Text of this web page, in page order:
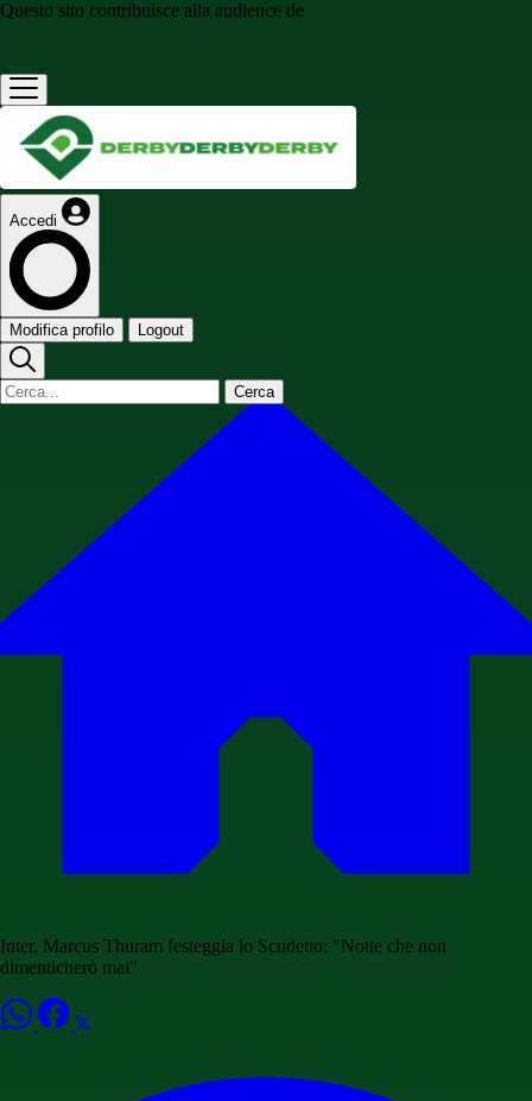
Questo sito contribuisce alla audience de
Accedi
Modifica profilo Logout
Cerca
Inter, Marcus Thuram festeggia lo Scudetto: "Notte che non
dimenticherò mai"